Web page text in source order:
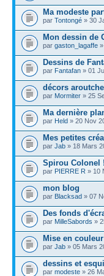
Ma modeste
par Tontongé » 30
Mon dessin de
par gaston_lagaffe
Dessins de
par Fantafan » 01
décors
par Mormiter » 25
Ma dernière
par Held » 20 Nov
Mes petites
par Jab » 18 Mars
Spirou Colonel !
par PIERRE R » 10
mon blog
par Blacksad » 07
Des fonds
par MilleSabords »
Mise en couleur
par Jab » 05 Mars
dessins et
par modeste » 26